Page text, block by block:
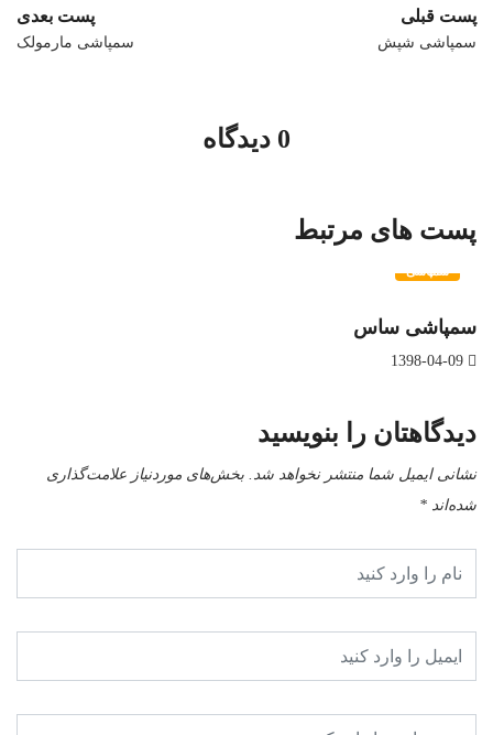
پست قبلی
سمپاشی شپش
پست بعدی
سمپاشی مارمولک
0 دیدگاه
پست های مرتبط
سمپاشی
سمپاشی ساس
دیدگاهتان را بنویسید
نشانی ایمیل شما منتشر نخواهد شد. بخش‌های موردنیاز علامت‌گذاری
شده‌اند *